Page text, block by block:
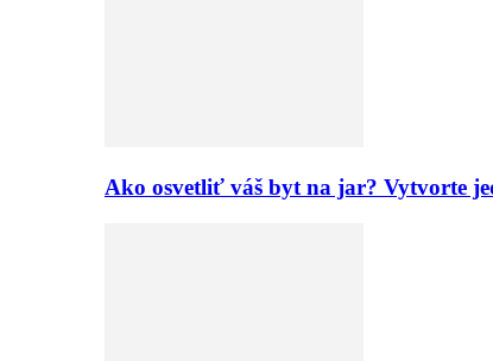
Ako osvetliť váš byt na jar? Vytvorte